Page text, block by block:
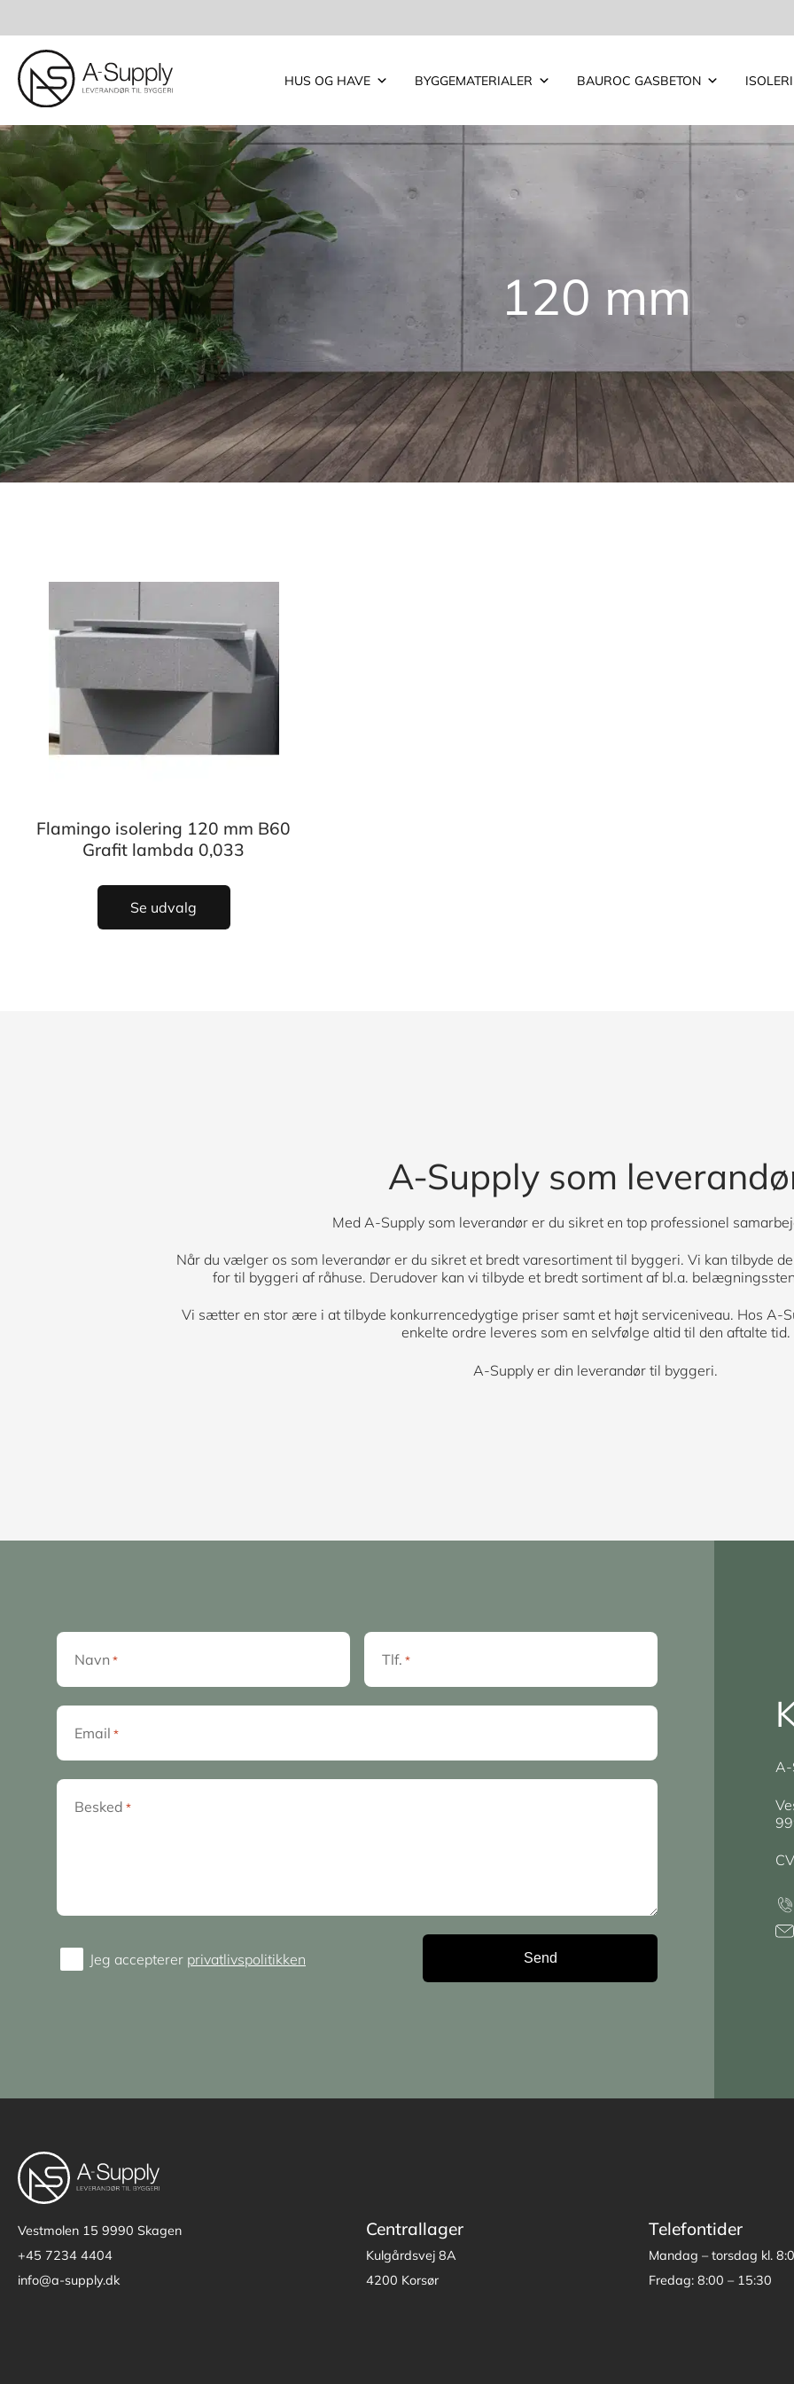
HUS OG HAVE BYGGEMATERIALER BAUROC GASBETON
120 mm
Flamingo isolering 120 mm B60
Grafit lambda 0,033
Se udvalg
A-Supply som
Med A-Supply som leverandør er du sikret en top professionel
Når du vælger os som leverandør er du sikret et bredt varesortiment til byggeri. Vi kan tilbyde
for til byggeri af råhuse. Derudover kan vi tilbyde et bredt sortiment af bl.a.
Vi sætter en stor ære i at tilbyde konkurrencedygtige priser samt et højt serviceniveau. Hos A-
enkelte ordre leveres som en selvfølge altid til den aftalte tid.
A-Supply er din leverandør til byggeri.
Navn * Tlf. *
Email *
Besked *
ConsentJeg accepterer privatlivspolitikken
A-
Vestmolen 15 9990 Skagen
+45 7234 4404
info@a-supply.dk
Centrallager
Kulgårdsvej 8A
4200 Korsør
Telefontider
Mandag – torsdag kl.
Fredag: 8:00 – 15:30